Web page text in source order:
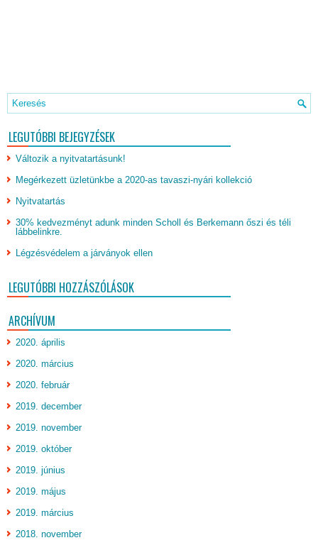
LEGUTÓBBI BEJEGYZÉSEK
Változik a nyitvatartásunk!
Megérkezett üzletünkbe a 2020-as tavaszi-nyári kollekció
Nyitvatartás
30% kedvezményt adunk minden Scholl és Berkemann őszi és téli
lábbelinkre.
Légzésvédelem a járványok ellen
LEGUTÓBBI HOZZÁSZÓLÁSOK
ARCHÍVUM
2020. április
2020. március
2020. február
2019. december
2019. november
2019. október
2019. június
2019. május
2019. március
2018. november